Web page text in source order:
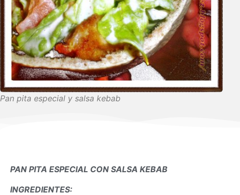
Pan pita especial y salsa kebab
PAN PITA ESPECIAL CON SALSA KEBAB
INGREDIENTES: